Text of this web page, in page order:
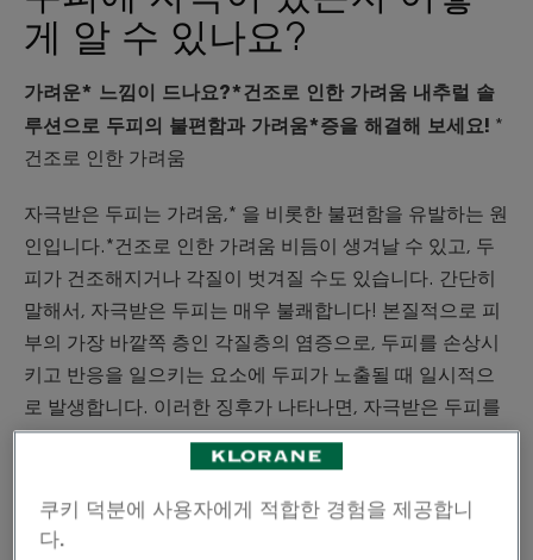
게 알 수 있나요?
가려운* 느낌이 드나요?*건조로 인한 가려움 내추럴 솔
루션으로 두피의 불편함과 가려움*증을 해결해 보세요! *
건조로 인한 가려움
자극받은 두피는 가려움,* 을 비롯한 불편함을 유발하는 원
인입니다.*건조로 인한 가려움 비듬이 생겨날 수 있고, 두
피가 건조해지거나 각질이 벗겨질 수도 있습니다. 간단히
말해서, 자극받은 두피는 매우 불쾌합니다! 본질적으로 피
부의 가장 바깥쪽 층인 각질층의 염증으로, 두피를 손상시
키고 반응을 일으키는 요소에 두피가 노출될 때 일시적으
로 발생합니다. 이러한 징후가 나타나면, 자극받은 두피를
최대한 빨리 치료하여 불편함을 해소하고 피부가 약해지
는 것을 방지해야 합니다.
쿠키 덕분에 사용자에게 적합한 경험을 제공합니
다.